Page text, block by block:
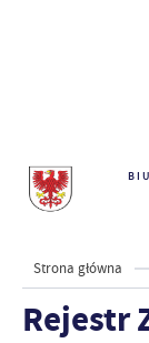
Strona główna
Rejestr